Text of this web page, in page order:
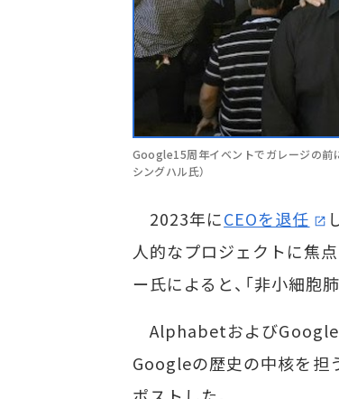
Google15周年イベントでガレージの前
シングハル氏）
2023年にCEOを退任
人的なプロジェクトに焦
ー氏によると、「非小細胞
AlphabetおよびGoogle
Googleの歴史の中核を担